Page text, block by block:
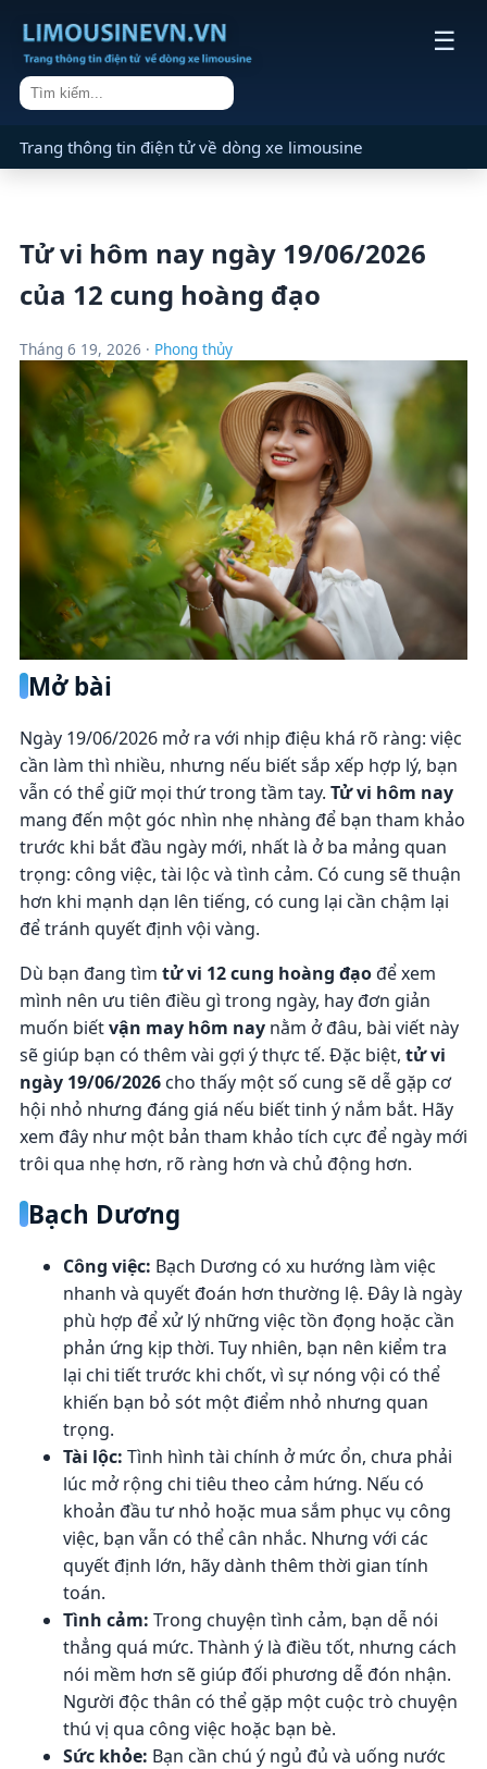
☰
Trang thông tin điện tử về dòng xe limousine
Tử vi hôm nay ngày 19/06/2026
của 12 cung hoàng đạo
Tháng 6 19, 2026 · Phong thủy
Mở bài
Ngày 19/06/2026 mở ra với nhịp điệu khá rõ ràng: việc
cần làm thì nhiều, nhưng nếu biết sắp xếp hợp lý, bạn
vẫn có thể giữ mọi thứ trong tầm tay. Tử vi hôm nay
mang đến một góc nhìn nhẹ nhàng để bạn tham khảo
trước khi bắt đầu ngày mới, nhất là ở ba mảng quan
trọng: công việc, tài lộc và tình cảm. Có cung sẽ thuận
hơn khi mạnh dạn lên tiếng, có cung lại cần chậm lại
để tránh quyết định vội vàng.
Dù bạn đang tìm tử vi 12 cung hoàng đạođể xem
mình nên ưu tiên điều gì trong ngày, hay đơn giản
muốn biếtvận may hôm naynằm ở đâu, bài viết này
sẽ giúp bạn có thêm vài gợi ý thực tế. Đặc biệt, tử vi
ngày 19/06/2026cho thấy một số cung sẽ dễ gặp cơ
hội nhỏ nhưng đáng giá nếu biết tinh ý nắm bắt. Hãy
xem đây như một bản tham khảo tích cực để ngày mới
trôi qua nhẹ hơn, rõ ràng hơn và chủ động hơn.
Bạch Dương
Công việc: Bạch Dương có xu hướng làm việc
nhanh và quyết đoán hơn thường lệ. Đây là ngày
phù hợp để xử lý những việc tồn đọng hoặc cần
phản ứng kịp thời. Tuy nhiên, bạn nên kiểm tra
lại chi tiết trước khi chốt, vì sự nóng vội có thể
khiến bạn bỏ sót một điểm nhỏ nhưng quan
trọng.
Tài lộc: Tình hình tài chính ở mức ổn, chưa phải
lúc mở rộng chi tiêu theo cảm hứng. Nếu có
khoản đầu tư nhỏ hoặc mua sắm phục vụ công
việc, bạn vẫn có thể cân nhắc. Nhưng với các
quyết định lớn, hãy dành thêm thời gian tính
toán.
Tình cảm: Trong chuyện tình cảm, bạn dễ nói
thẳng quá mức. Thành ý là điều tốt, nhưng cách
nói mềm hơn sẽ giúp đối phương dễ đón nhận.
Người độc thân có thể gặp một cuộc trò chuyện
thú vị qua công việc hoặc bạn bè.
Sức khỏe: Bạn cần chú ý ngủ đủ và uống nước